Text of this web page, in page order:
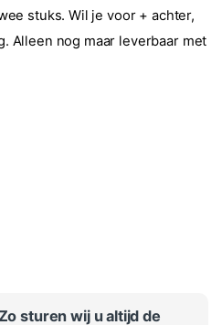
stuks. Wil je voor + achter,
Alleen nog maar leverbaar met
sturen wij u altijd de